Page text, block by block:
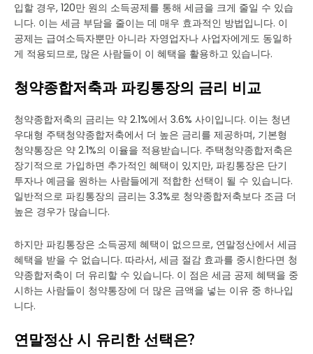
입할 경우, 120만 원의 소득공제를 통해 세금을 크게 줄일 수 있습
니다. 이는 세금 부담을 줄이는 데 매우 효과적인 방법입니다. 이
공제는 급여소득자뿐만 아니라 자영업자나 사업자에게도 동일하
게 적용되므로, 많은 사람들이 이 혜택을 활용하고 있습니다.
청약종합저축과 파킹통장의 금리 비교
청약종합저축의 금리는 약 2.1%에서 3.6% 사이입니다. 이는 청년
우대형 주택청약종합저축에서 더 높은 금리를 제공하며, 기본형
청약통장은 약 2.1%의 이율을 적용받습니다. 주택청약종합저축은
장기적으로 가입하면 추가적인 혜택이 있지만, 파킹통장은 단기
투자나 예금을 원하는 사람들에게 적합한 선택이 될 수 있습니다.
일반적으로 파킹통장의 금리는 3.3%로 청약종합저축보다 조금 더
높은 경우가 많습니다.
하지만 파킹통장은 소득공제 혜택이 없으므로, 연말정산에서 세금
혜택을 받을 수 없습니다. 따라서, 세금 절감 효과를 중시한다면 청
약종합저축이 더 유리할 수 있습니다. 이 점은 세금 공제 혜택을 중
시하는 사람들이 청약통장에 더 많은 금액을 넣는 이유 중 하나입
니다.
연말정산 시 유리한 선택은?